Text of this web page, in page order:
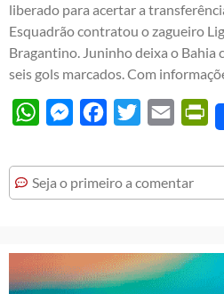
liberado para acertar a
Esquadrão contratou o zagueiro
Bragantino. Juninho deixa o Bahia
seis gols marcados. Com
WhatsAppMessengerFacebook
Twitter Email
Seja o primeiro a comentar